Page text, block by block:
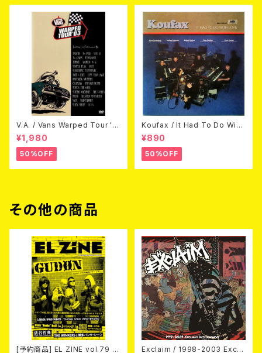
V.A. / Vans Warped Tour '0
3 (DVD)
¥1,980
50%OFF
Koufax / It Had To Do With
Love (CD)
¥890
50%OFF
その他の商品
[予約商品] EL ZINE vol.79 8
Exclaim / 1998-2003 Excla